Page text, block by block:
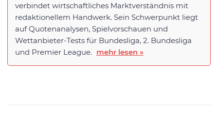
verbindet wirtschaftliches Marktverständnis mit
redaktionellem Handwerk. Sein Schwerpunkt liegt
auf Quotenanalysen, Spielvorschauen und
Wettanbieter-Tests für Bundesliga, 2. Bundesliga
und Premier League. mehr lesen »